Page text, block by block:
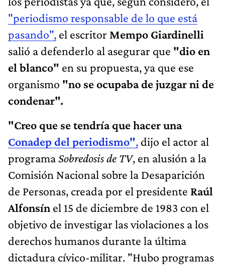
"periodismo responsable de lo que está
pasando", el escritor Mempo Giardinelli
salió a defenderlo al asegurar que "dio en
el blanco" en su propuesta, ya que ese
organismo "no se ocupaba de juzgar ni de
condenar".
"Creo que se tendría que hacer una
Conadep del periodismo", dijo el actor al
programaSobredosis de TV, en alusión a la
Comisión Nacional sobre la Desaparición
de Personas, creada por el presidente Raúl
Alfonsín el 15 de diciembre de 1983 con el
objetivo de investigar las violaciones a los
derechos humanos durante la última
dictadura cívico-militar. ​"Hubo programas